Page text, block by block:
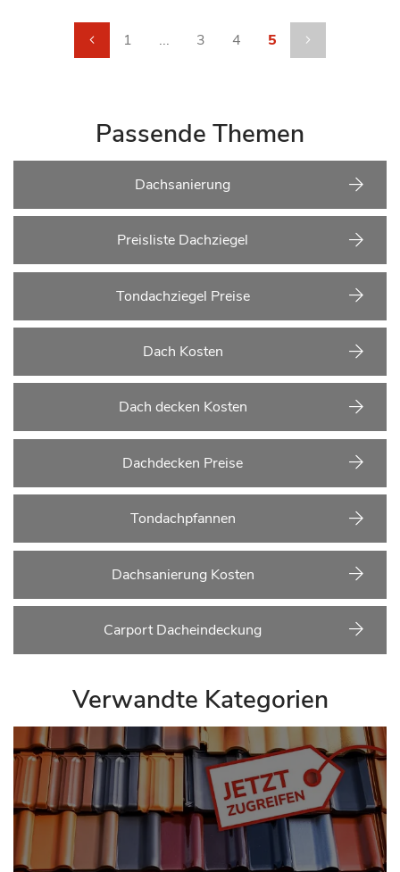
Seite
Seite
ZurückSeite
1 ... Seite
3 Seite
4 Sie lesen gerade
5
Passende Themen
Dachsanierung
Preisliste Dachziegel
Tondachziegel Preise
Dach Kosten
Dach decken Kosten
Dachdecken Preise
Tondachpfannen
Dachsanierung Kosten
Carport Dacheindeckung
Verwandte Kategorien